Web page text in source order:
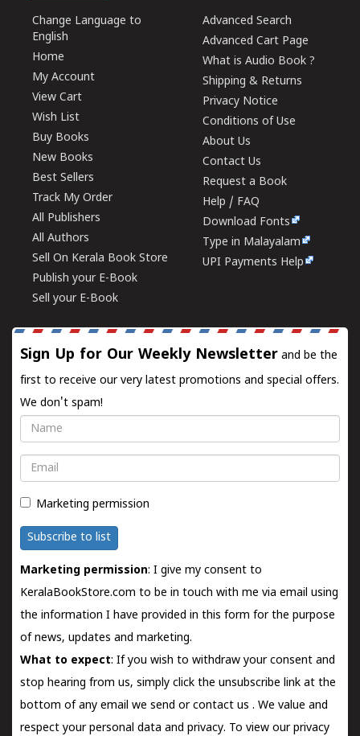
Change Language to
English
Home
My Account
View Cart
Wish List
Buy Books
New Books
Best Sellers
Track My Order
All Publishers
All Authors
Sell On Kerala Book Store
Publish your E-Book
Sell your E-Book
Advanced Search
Advanced Cart Page
What is Audio Book ?
Shipping & Returns
Privacy Notice
Conditions of Use
About Us
Contact Us
Request a Book
Help / FAQ
Download Fonts
Type in Malayalam
UPI Payments Help
Sign Up for Our Weekly Newsletter and be the
first to receive our very latest promotions and special offers.
We don't spam!
Name
Email
Marketing permission
Subscribe to list
Marketing permission: I give my consent to
KeralaBookStore.com to be in touch with me via email using
the information I have provided in this form for the purpose
of news, updates and marketing.
What to expect: If you wish to withdraw your consent and
stop hearing from us, simply click the unsubscribe link at the
bottom of any email we send orcontact us . We value and
respect your personal data and privacy. To view our privacy